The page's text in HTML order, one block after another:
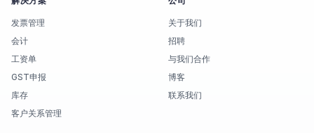
发票管理
会计
工资单
GST申报
库存
客户关系管理
关于我们
招聘
与我们合作
博客
联系我们